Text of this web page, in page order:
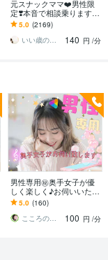
元スナックママ❤️男性限
定❣️本音で相談乗ります
私に頼ってみませんか❤️
味方になります。
5.0 (2169)
いい歳のエリー♡
140 円 /分
男性専用㊙奥手女子が優
しく楽しく♪お伺いいたし
ます 和み※眠れない＊おっ
とり＊内緒話＊レス＊癒
し＊性のお悩み＊
5.0 (160)
こころのよろず屋・和らぎの陽”すず”
100 円 /分